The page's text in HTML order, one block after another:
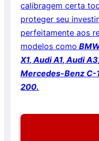
calibragem certa
proteger seu
perfeitamente aos
modelos como
X1, Audi A1, Audi
Mercedes-Benz
200.